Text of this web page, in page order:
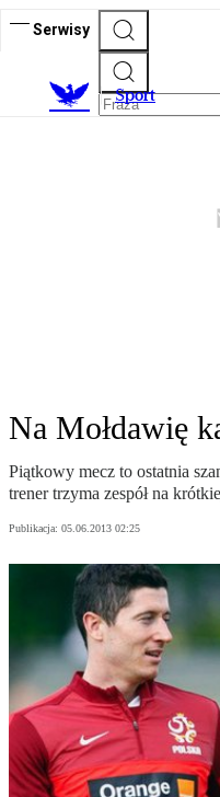
Serwisy
Sport
Na Mołdawię
Piątkowy mecz to ostatnia
trener trzyma zespół na
Publikacja: 05.06.2013 02:25